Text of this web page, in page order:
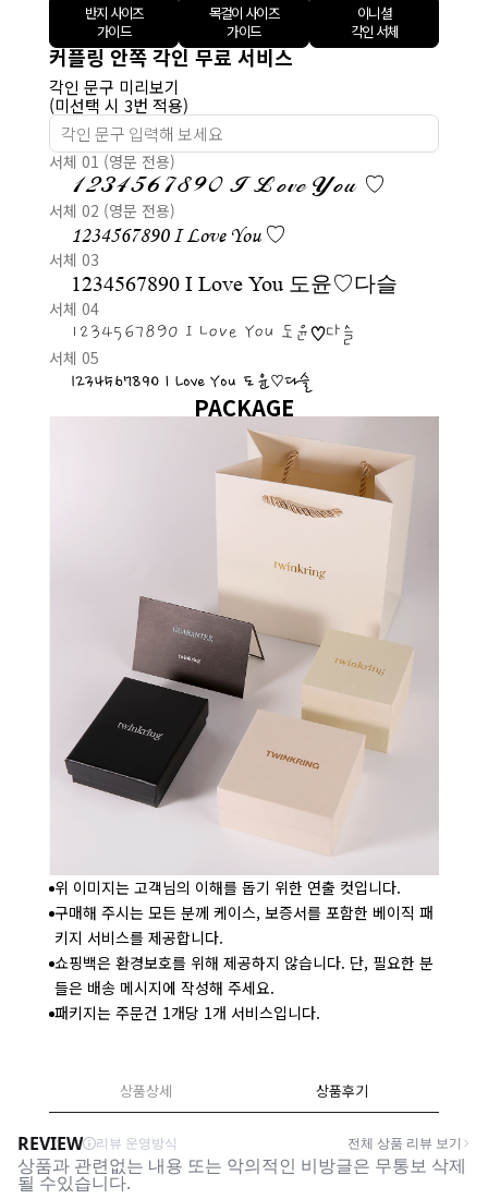
반지 사이즈
가이드
목걸이 사이즈
가이드
이니셜
각인 서체
커플링 안쪽 각인 무료 서비스
각인 문구 미리보기
(미선택 시 3번 적용)
서체 01 (영문 전용)
1234567890 I Love You ♡
서체 02 (영문 전용)
1234567890 I Love You ♡
서체 03
1234567890 I Love You 도윤♡다슬
서체 04
1234567890 I Love You 도윤♡다슬
서체 05
1234567890 I Love You 도윤♡다슬
PACKAGE
위 이미지는 고객님의 이해를 돕기 위한 연출 컷입니다.
구매해 주시는 모든 분께 케이스, 보증서를 포함한 베이직 패
키지 서비스를 제공합니다.
쇼핑백은 환경보호를 위해 제공하지 않습니다. 단, 필요한 분
들은 배송 메시지에 작성해 주세요.
패키지는 주문건 1개당 1개 서비스입니다.
상품상세 상품후기